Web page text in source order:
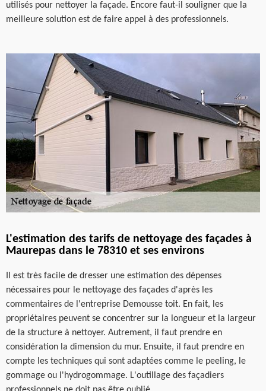
utilisés pour nettoyer la façade. Encore faut-il souligner que la
meilleure solution est de faire appel à des professionnels.
L'estimation des tarifs de nettoyage des façades à
Maurepas dans le 78310 et ses environs
Il est très facile de dresser une estimation des dépenses
nécessaires pour le nettoyage des façades d'après les
commentaires de l'entreprise Demousse toit. En fait, les
propriétaires peuvent se concentrer sur la longueur et la largeur
de la structure à nettoyer. Autrement, il faut prendre en
considération la dimension du mur. Ensuite, il faut prendre en
compte les techniques qui sont adaptées comme le peeling, le
gommage ou l'hydrogommage. L'outillage des façadiers